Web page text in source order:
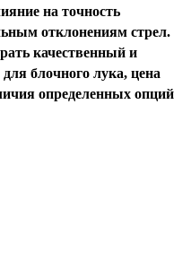
на точность
отклонениям стрел.
качественный и
блочного лука, цена
определенных опций